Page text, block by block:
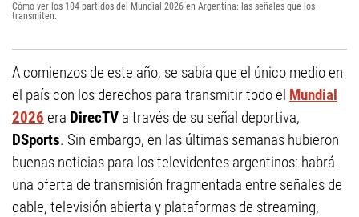
Cómo ver los 104 partidos del Mundial 2026 en Argentina: las señales que los
transmiten.
A comienzos de este año, se sabía que el único medio en
el país con los derechos para transmitir todo el Mundial
2026 era DirecTV a través de su señal deportiva,
DSports. Sin embargo, en las últimas semanas hubieron
buenas noticias para los televidentes argentinos: habrá
una oferta de transmisión fragmentada entre señales de
cable, televisión abierta y plataformas de streaming,